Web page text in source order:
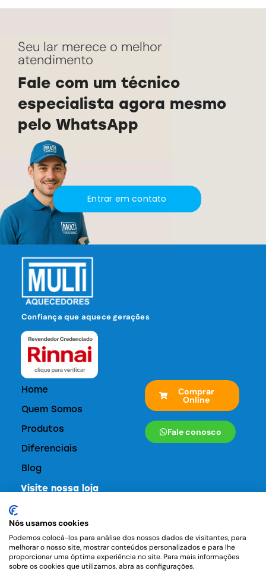
Seu lar merece o melhor
atendimento
Fale com um técnico
especialista agora mesmo
pelo WhatsApp
Entrar em contato
Confiança que aquece gerações
Home
Quem Somos
Produtos
Diferenciais
Blog
Comprar
Online
Fale conosco
Visite nossa loja
contato@multiaquecedores.com.br
(11) 94777-6412
(11) 3057-3957
Nós usamos cookies
Podemos colocá-los para análise dos nossos dados de visitantes, para
melhorar o nosso site, mostrar conteúdos personalizados e para lhe
proporcionar uma óptima experiência no site. Para mais informações
sobre os cookies que utilizamos, abra as configurações.